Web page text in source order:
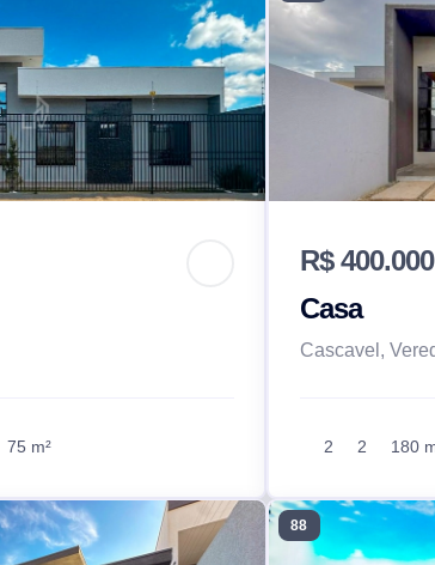
75 m²
R$ 400.000
Casa
Cascavel,
2 2 180
88